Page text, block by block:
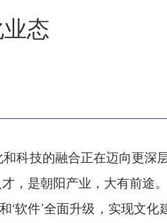
态
科技的融合正在迈向更
是朝阳产业，大有前途
‘软件’全面升级，实现文